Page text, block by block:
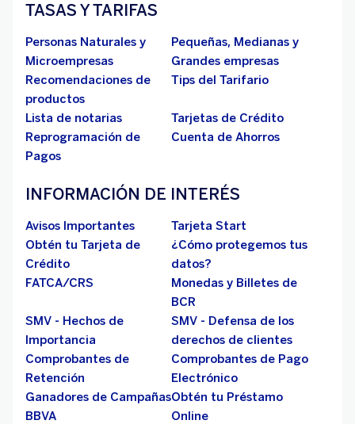
TASAS Y TARIFAS
Personas Naturales y
Microempresas
Pequeñas, Medianas y
Grandes empresas
Recomendaciones de
productos
Tips del Tarifario
Lista de notarias
Tarjetas de Crédito
Reprogramación de
Pagos
Cuenta de Ahorros
INFORMACIÓN DE INTERÉS
Avisos Importantes
Tarjeta Start
Obtén tu Tarjeta de
Crédito
¿Cómo protegemos tus
datos?
FATCA/CRS
Monedas y Billetes de
BCR
SMV - Hechos de
Importancia
SMV - Defensa de los
derechos de clientes
Comprobantes de
Retención
Comprobantes de Pago
Electrónico
Ganadores de Campañas
BBVA
Obtén tu Préstamo
Online